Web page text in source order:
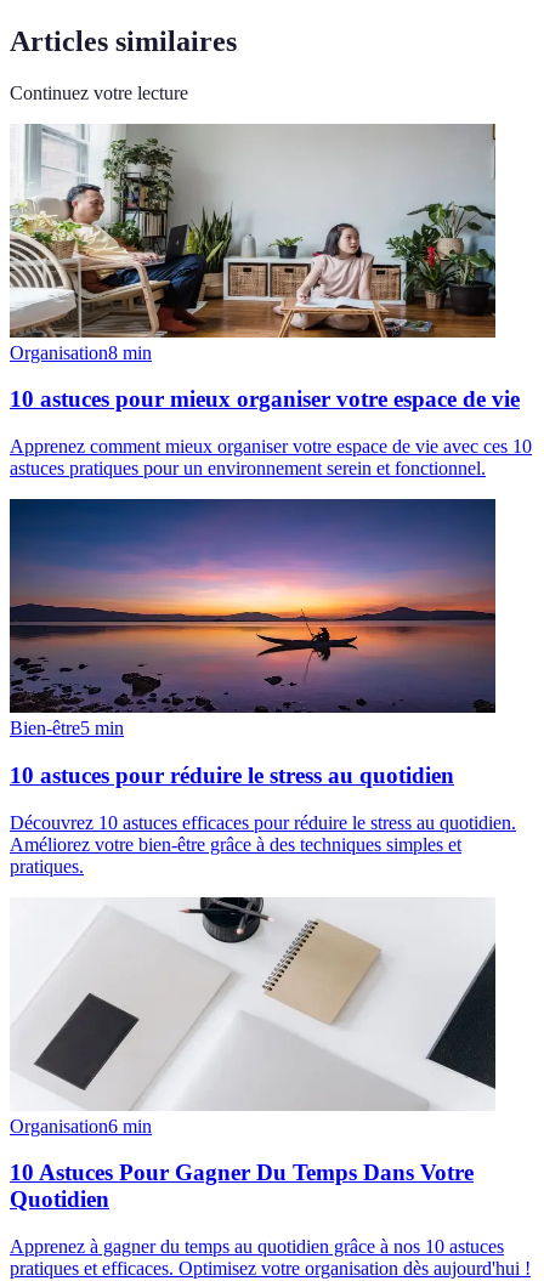
Articles similaires
Continuez votre lecture
Organisation8 min
10 astuces pour mieux organiser votre espace de vie
Apprenez comment mieux organiser votre espace de vie avec ces 10
astuces pratiques pour un environnement serein et fonctionnel.
Bien-être5 min
10 astuces pour réduire le stress au quotidien
Découvrez 10 astuces efficaces pour réduire le stress au quotidien.
Améliorez votre bien-être grâce à des techniques simples et
pratiques.
Organisation6 min
10 Astuces Pour Gagner Du Temps Dans Votre
Quotidien
Apprenez à gagner du temps au quotidien grâce à nos 10 astuces
pratiques et efficaces. Optimisez votre organisation dès aujourd'hui !